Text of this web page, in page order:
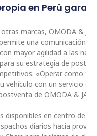
en Perú
marcas, OMODA &
una comunicación
mayor agilidad a las
su estrategia de
«Operar como
vehículo con un servicio
de OMODA &
disponibles en centro de
diarios hacia